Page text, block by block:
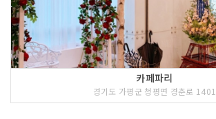
카페파리
경기도 가평군 청평면 경춘로 1401